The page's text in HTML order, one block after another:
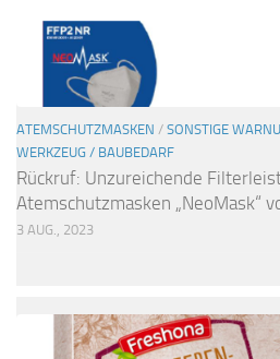
ATEMSCHUTZMASKEN / SONSTIGE
WERKZEUG / BAUBEDARF
Rückruf: Unzureichende
Atemschutzmasken „NeoMask“
3 AUG., 2023